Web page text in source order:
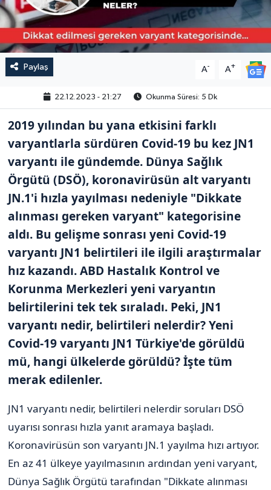
Paylaş A- A+
22.12.2023 - 21:27 Okunma Süresi: 5 Dk
2019 yılından bu yana etkisini farklı
varyantlarla sürdüren Covid-19 bu kez JN1
varyantı ile gündemde. Dünya Sağlık
Örgütü (DSÖ), koronavirüsün alt varyantı
JN.1'i hızla yayılması nedeniyle "Dikkate
alınması gereken varyant" kategorisine
aldı. Bu gelişme sonrası yeni Covid-19
varyantı JN1 belirtileri ile ilgili araştırmalar
hız kazandı. ABD Hastalık Kontrol ve
Korunma Merkezleri yeni varyantın
belirtilerini tek tek sıraladı. Peki, JN1
varyantı nedir, belirtileri nelerdir? Yeni
Covid-19 varyantı JN1 Türkiye'de görüldü
mü, hangi ülkelerde görüldü? İşte tüm
merak edilenler.
JN1 varyantı nedir, belirtileri nelerdir soruları DSÖ
uyarısı sonrası hızla yanıt aramaya başladı.
Koronavirüsün son varyantı JN.1 yayılma hızı artıyor.
En az 41 ülkeye yayılmasının ardından yeni varyant,
Dünya Sağlık Örgütü tarafından "Dikkate alınması